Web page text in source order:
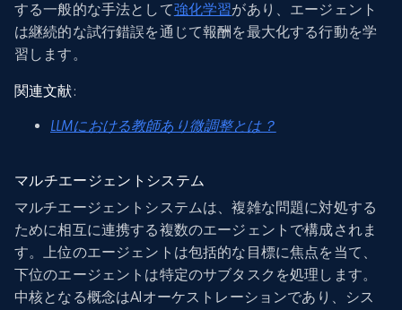
する一般的な手法として強化学習があり、エージェント
は継続的な試行錯誤を通じて報酬を最大化する行動を学
習します。
関連文献:
LLMにおける教師あり微調整とは？
マルチエージェントシステム
マルチエージェントシステムは、複雑な問題に対処する
ために相互に連携する複数のエージェントで構成されま
す。上位のエージェントは包括的な目標に焦点を当て、
下位のエージェントは特定のサブタスクを処理します。
中核となる概念はAIオーケストレーションであり、シス